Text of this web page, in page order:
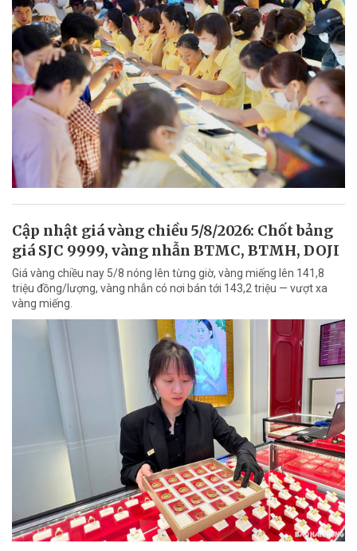
Cập nhật giá vàng chiều 5/8/2026: Chốt bảng
giá SJC 9999, vàng nhẫn BTMC, BTMH, DOJI
Giá vàng chiều nay 5/8 nóng lên từng giờ, vàng miếng lên 141,8
triệu đồng/lượng, vàng nhẫn có nơi bán tới 143,2 triệu — vượt xa
vàng miếng.